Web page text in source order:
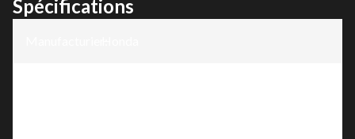
Spécifications